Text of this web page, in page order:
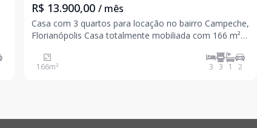
R$ 13.900,00 / mês
Casa com 3 quartos para locação no bairro Campeche,
Florianópolis Casa totalmente mobiliada com 166 m²
quem busca conforto, espaço e qualidade de vida no
Campeche. Distribuída em 3 andares, o imóvel
166m² 3 3 1 2